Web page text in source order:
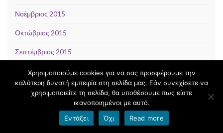
Νοέμβριος 2015
Οκτώβριος 2015
Σεπτέμβριος 2015
Ιούνιος 2015
Μάιος 2015
Χρησιμοποιούμε cookies για να σας προσφέρουμε την
καλύτερη δυνατή εμπειρία στη σελίδα μας. Εάν συνεχίσετε να
χρησιμοποιείτε τη σελίδα, θα υποθέσουμε πως είστε
ικανοποιημένοι με αυτό.
Εντάξει
Όχι Read more